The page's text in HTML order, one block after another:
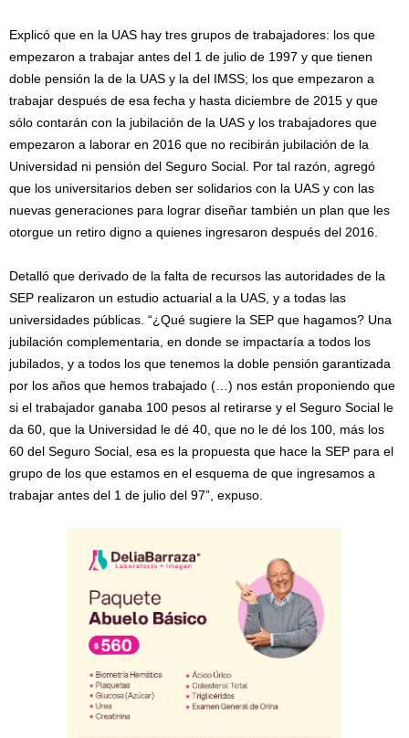
Explicó que en la UAS hay tres grupos de trabajadores: los que
empezaron a trabajar antes del 1 de julio de 1997 y que tienen
doble pensión la de la UAS y la del IMSS; los que empezaron a
trabajar después de esa fecha y hasta diciembre de 2015 y que
sólo contarán con la jubilación de la UAS y los trabajadores que
empezaron a laborar en 2016 que no recibirán jubilación de la
Universidad ni pensión del Seguro Social. Por tal razón, agregó
que los universitarios deben ser solidarios con la UAS y con las
nuevas generaciones para lograr diseñar también un plan que les
otorgue un retiro digno a quienes ingresaron después del 2016.
Detalló que derivado de la falta de recursos las autoridades de la
SEP realizaron un estudio actuarial a la UAS, y a todas las
universidades públicas. “¿Qué sugiere la SEP que hagamos? Una
jubilación complementaria, en donde se impactaría a todos los
jubilados, y a todos los que tenemos la doble pensión garantizada
por los años que hemos trabajado (…) nos están proponiendo que
si el trabajador ganaba 100 pesos al retirarse y el Seguro Social le
da 60, que la Universidad le dé 40, que no le dé los 100, más los
60 del Seguro Social, esa es la propuesta que hace la SEP para el
grupo de los que estamos en el esquema de que ingresamos a
trabajar antes del 1 de julio del 97”, expuso.